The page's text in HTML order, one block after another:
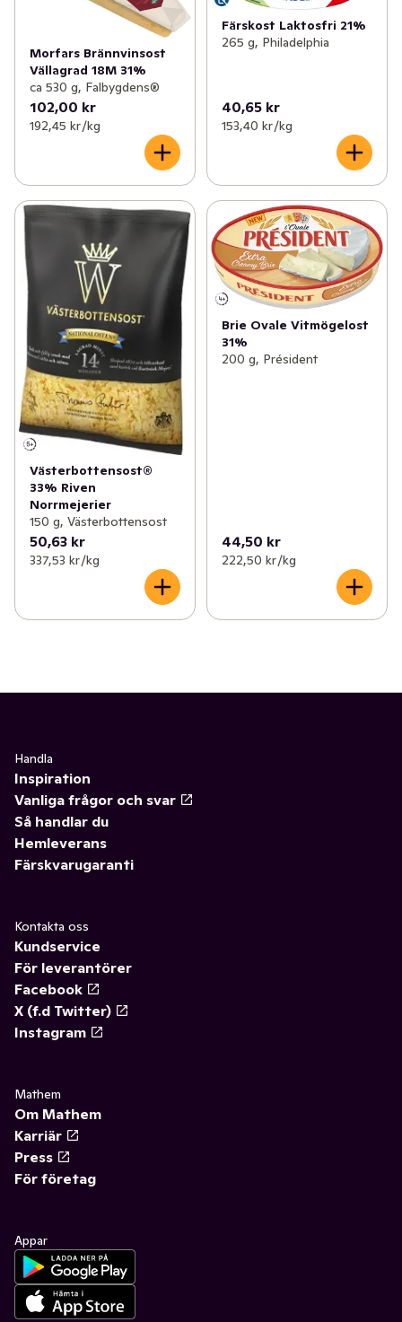
Morfars Brännvinsost
Vällagrad 18M 31%
ca 530 g, Falbygdens®
102,00 kr
192,45 kr /kg
Färskost Laktosfri 21%
265 g, Philadelphia
40,65 kr
153,40 kr /kg
Västerbottensost®
33% Riven
Norrmejerier
150 g, Västerbottensost
50,63 kr
337,53 kr /kg
Brie Ovale Vitmögelost
31%
200 g, Président
44,50 kr
222,50 kr /kg
Handla
Inspiration
Vanliga frågor och svar
Så handlar du
Hemleverans
Färskvarugaranti
Kontakta oss
Kundservice
För leverantörer
Facebook
X (f.d Twitter)
Instagram
Mathem
Om Mathem
Karriär
Press
För företag
Appar